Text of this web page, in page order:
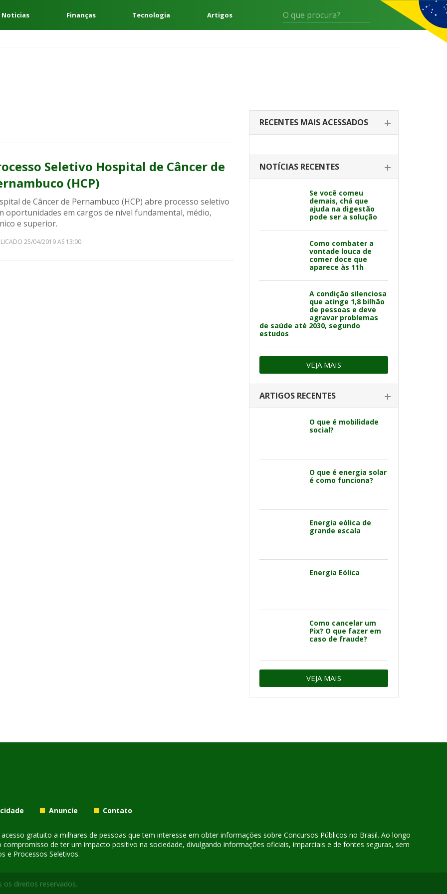
Noticias Finanças Tecnologia Artigos
Seletivo Hospital de Câncer de
(HCP)
de Câncer de Pernambuco (HCP) abre processo seletivo
oportunidades em cargos de nível fundamental, médio,
e superior.
25/04/2019 AS 13:00
RECENTES MAIS ACESSADOS
NOTÍCIAS RECENTES
Se você comeu
demais, chá que
ajuda na digestão
pode ser a solução
Como combater a
vontade louca de
comer doce que
aparece às 11h
A condição silenciosa
que atinge 1,8 bilhão
de pessoas e deve
agravar problemas
de saúde até 2030, segundo
estudos
VEJA MAIS
ARTIGOS RECENTES
O que é mobilidade
social?
O que é energia solar
é como funciona?
Energia eólica de
grande escala
Energia Eólica
Como cancelar um
Pix? O que fazer em
caso de fraude?
VEJA MAIS
Anuncie Contato
gratuito a milhares de pessoas que tem interesse em obter informações sobre Concursos Públicos no Brasil. Ao longo
de ter um impacto positivo na sociedade, divulgando informações oficiais, imparciais e de fontes seguras, sem
e Processos Seletivos.
os direitos reservados.